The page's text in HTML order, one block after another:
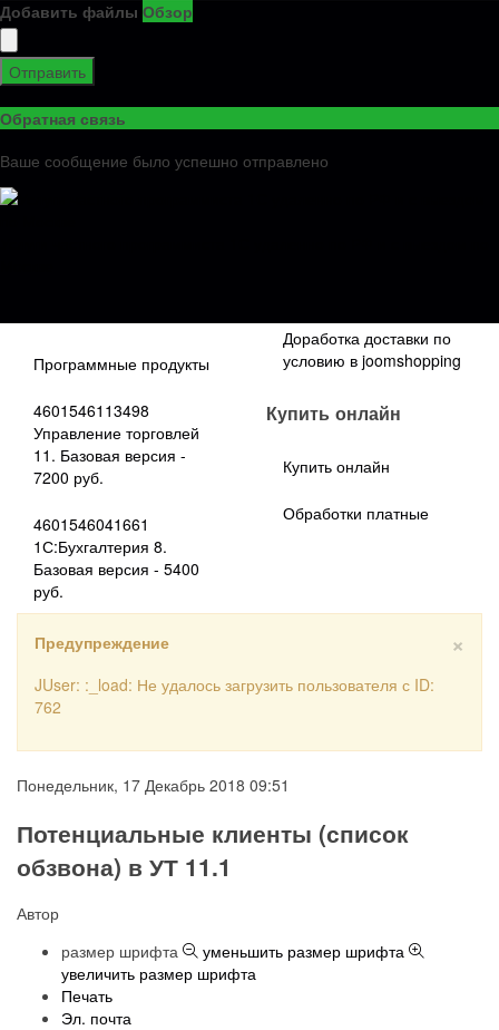
Добавить файлы Обзор
Отправить
Обратная связь
Ваше сообщение было успешно отправлено
Бухгалтерию 3.0
Ошибка при проведении
документа Начисление
зарплаты в бухгалтерии
поиска объект не
Программные продукты
4601546113498
Управление торговлей
11. Базовая версия -
7200 руб.
4601546041661
1С:Бухгалтерия 8.
Базовая версия - 5400
руб.
Доработка доставки по
условию в joomshopping
Купить онлайн
Купить онлайн
Обработки платные
×
Предупреждение
JUser: :_load: Не удалось загрузить пользователя с ID:
762
Понедельник, 17 Декабрь 2018 09:51
Потенциальные клиенты (список
обзвона) в УТ 11.1
Автор
размер шрифта
уменьшить размер шрифта
увеличить размер шрифта
Печать
Эл. почта